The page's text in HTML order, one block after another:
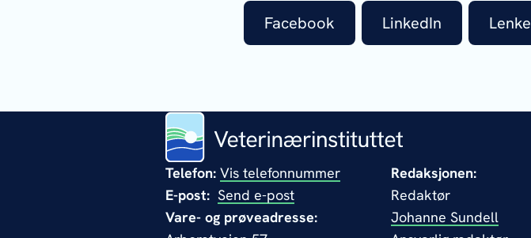
Facebook LinkedIn Lenke
Telefon: Vis telefonnummer
E-post: Send e-post
Vare- og prøveadresse:
Redaksjonen:
Redaktør
Johanne Sundell